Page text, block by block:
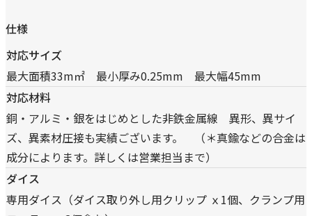
仕様
仕様に関する表
対応サイズ
最大面積33m㎡ 最小厚み0.25mm 最大幅45mm
対応材料
銅・アルミ・銀をはじめとした非鉄金属線 異形、異サイ
ズ、異素材圧接も実績ございます。 （＊真鍮などの合金は
成分によります。詳しくは営業担当まで）
ダイス
専用ダイス（ダイス取り外し用クリップ ｘ1個、クランプ用